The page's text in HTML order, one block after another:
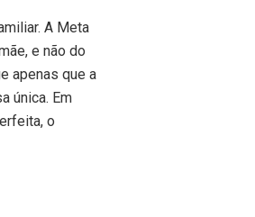
A Meta
e não do
apenas que a
única. Em
o